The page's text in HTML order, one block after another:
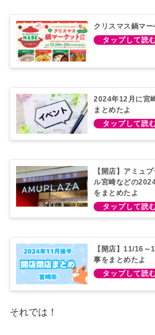
クリスマス鍋マ
2024年12月に宮
まとめたよ
【開店】アミュ
ル宮崎などの
をまとめたよ
【開店】11/16
事をまとめたよ
それでは！